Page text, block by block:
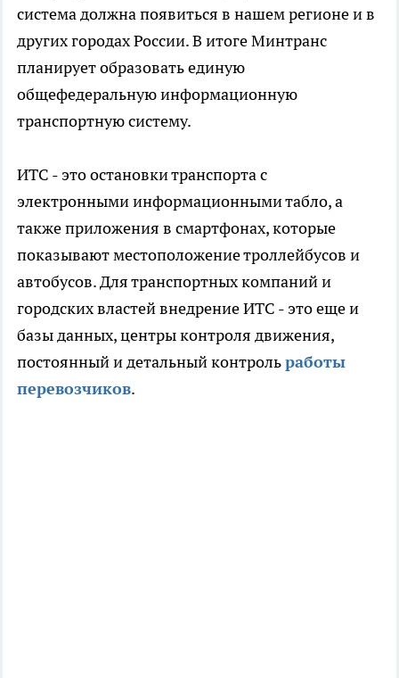
система должна появиться в нашем регионе и в
других городах России. В итоге Минтранс
планирует образовать единую
общефедеральную информационную
транспортную систему.
ИТС - это остановки транспорта с
электронными информационными табло, а
также приложения в смартфонах, которые
показывают местоположение троллейбусов и
автобусов. Для транспортных компаний и
городских властей внедрение ИТС - это еще и
базы данных, центры контроля движения,
постоянный и детальный контрольработы
перевозчиков.